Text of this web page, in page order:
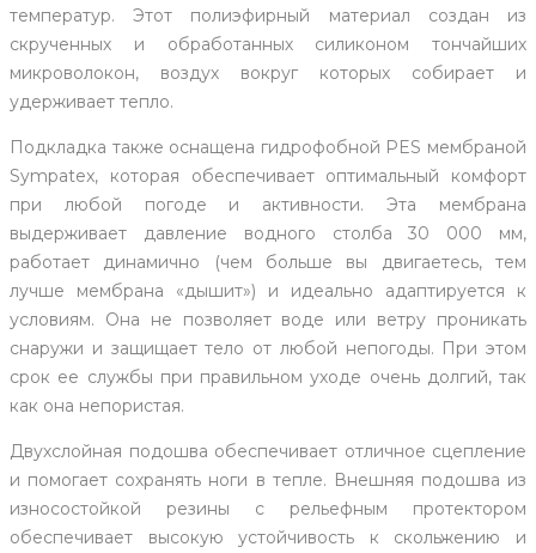
температур. Этот полиэфирный материал создан из
скрученных и обработанных силиконом тончайших
микроволокон, воздух вокруг которых собирает и
удерживает тепло.
Подкладка также оснащена гидрофобной PES мембраной
Sympatex, которая обеспечивает оптимальный комфорт
при любой погоде и активности. Эта мембрана
выдерживает давление водного столба 30 000 мм,
работает динамично (чем больше вы двигаетесь, тем
лучше мембрана «дышит») и идеально адаптируется к
условиям. Она не позволяет воде или ветру проникать
снаружи и защищает тело от любой непогоды. При этом
срок ее службы при правильном уходе очень долгий, так
как она непористая.
Двухслойная подошва обеспечивает отличное сцепление
и помогает сохранять ноги в тепле. Внешняя подошва из
износостойкой резины с рельефным протектором
обеспечивает высокую устойчивость к скольжению и